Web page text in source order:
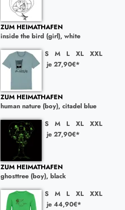
ZUM HEIMATHAFEN
inside the bird (girl), white
S M L XL
XXL
je 27,90€*
ZUM HEIMATHAFEN
human nature (boy), citadel blue
S M L XL
XXL
je 27,90€*
ZUM HEIMATHAFEN
ghosttree (boy), black
S M L XL
XXL
je 44,90€*